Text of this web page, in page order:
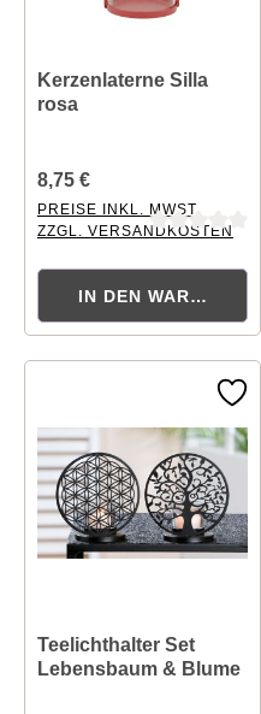
Kerzenlaterne Silla
rosa
8,75 €
PREISE INKL. MWST.
ZZGL. VERSANDKOSTEN
IN DEN
Teelichthalter Set
Lebensbaum & Blume